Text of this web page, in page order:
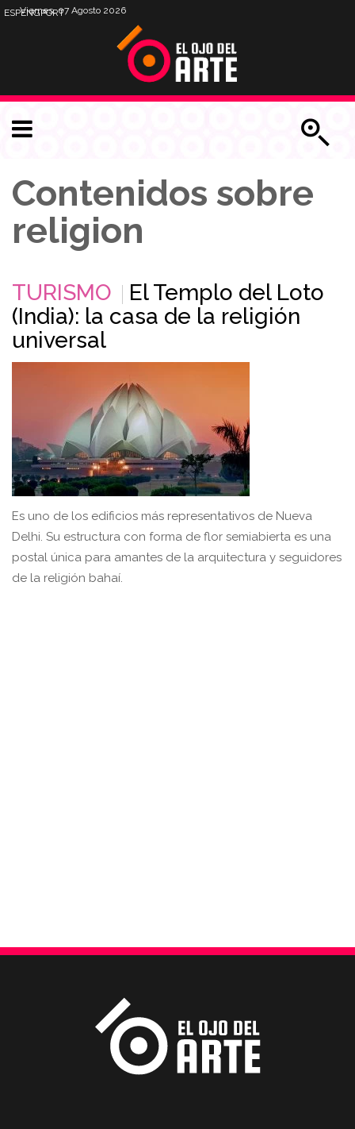
Viernes, 07 Agosto 2026
ESPENGPORT
Contenidos sobre
religion
TURISMO
El Templo del Loto
(India): la casa de la religión
universal
Es uno de los edificios más representativos de Nueva
Delhi. Su estructura con forma de flor semiabierta es una
postal única para amantes de la arquitectura y seguidores
de la religión bahaí.